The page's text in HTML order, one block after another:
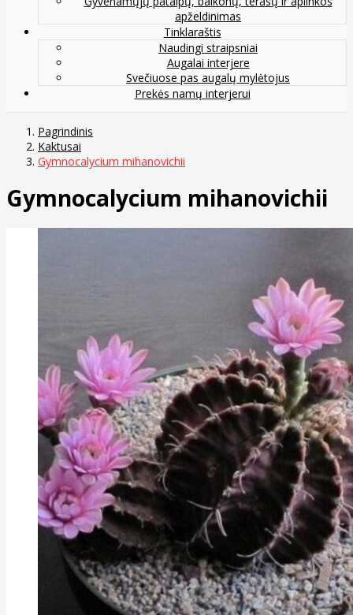
apželdinimas
Tinklaraštis
Naudingi straipsniai
Augalai interjere
Svečiuose pas augalų mylėtojus
Prekės namų interjerui
Pagrindinis
Kaktusai
Gymnocalycium mihanovichii
Gymnocalycium mihanovichii